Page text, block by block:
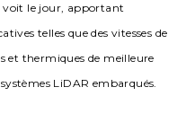
le jour, apportant
telles que des vitesses de
et thermiques de meilleure
LiDAR embarqués.